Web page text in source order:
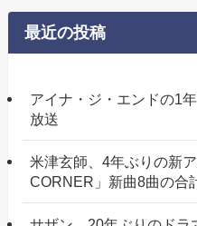
最近の投稿
アイナ・ジ・エンドの1
放送
米津玄師、4年ぶりの新
CORNER」新曲8曲の合